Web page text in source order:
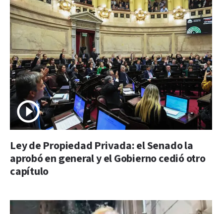
Ley de Propiedad Privada: el Senado la
aprobó en general y el Gobierno cedió otro
capítulo